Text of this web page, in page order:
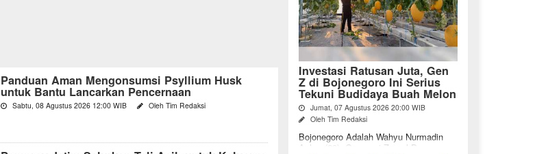
Panduan Aman Mengonsumsi Psyllium Husk
untuk Bantu Lancarkan Pencernaan
Sabtu, 08 Agustus 2026 12:00 WIB Oleh Tim Redaksi
Investasi Ratusan Juta, Gen
Z di Bojonegoro Ini Serius
Tekuni Budidaya Buah Melon
Jumat, 07 Agustus 2026 20:00 WIB
Oleh Tim Redaksi
Bojonegoro Adalah Wahyu Nurmadin
Azhar (23), Generasi Z asal Desa